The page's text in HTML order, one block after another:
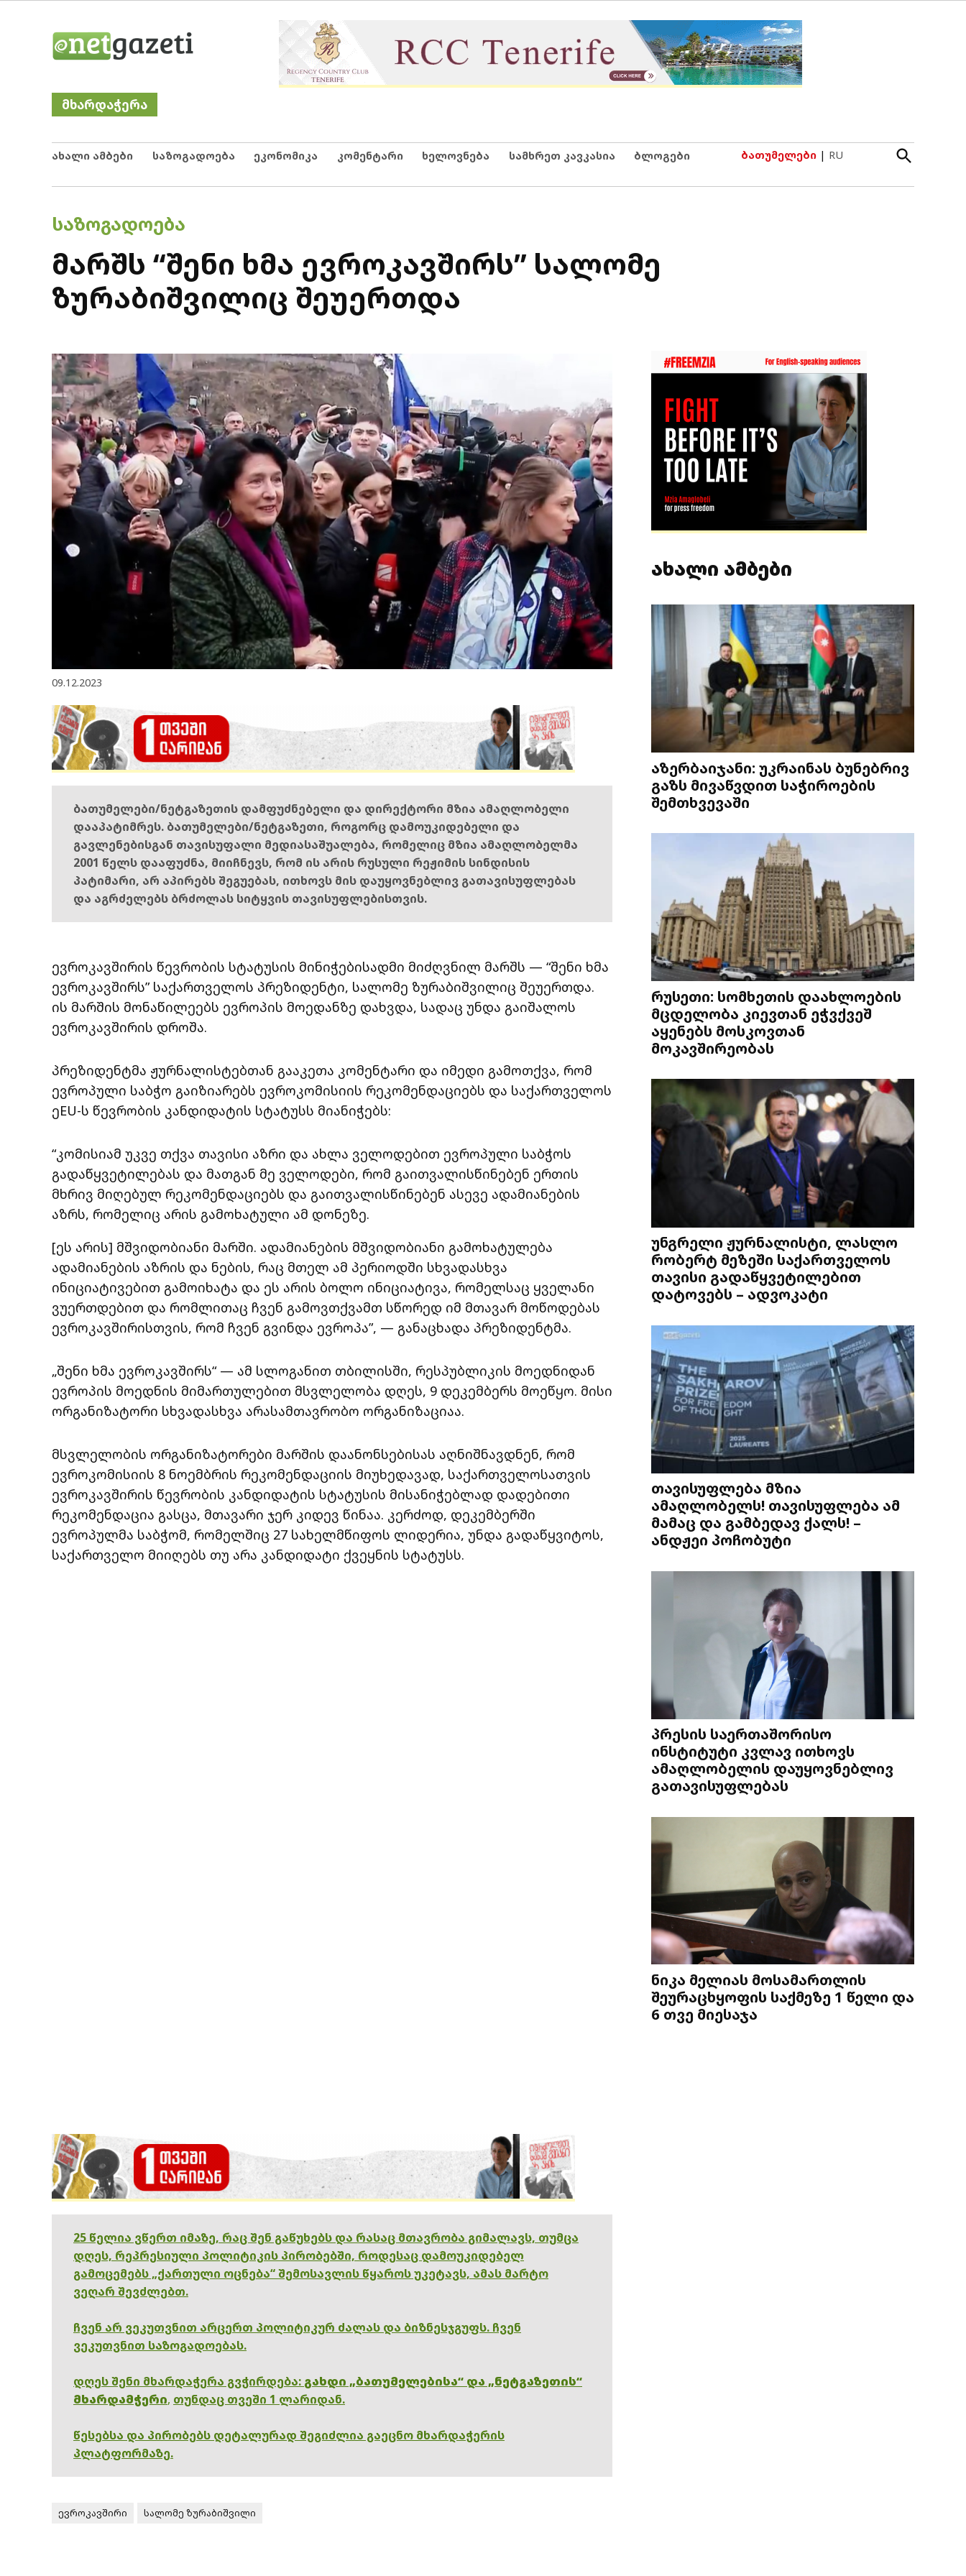
Netgazeti
მხარდაჭერა
ახალი ამბები საზოგადოება ეკონომიკა კომენტარი ხელოვნება სამხრეთ კავკასია ბლოგები ბათუმელები | RU
Open
Search
POSTED
ᲡᲐᲖᲝᲒᲐᲓᲝᲔᲑᲐ
მარშს “შენი ხმა ევროკავშირს” სალომე
ზურაბიშვილიც შეუერთდა
09.12.2023
ბათუმელები/ნეტგაზეთის დამფუძნებელი და დირექტორი მზია ამაღლობელი
დააპატიმრეს. ბათუმელები/ნეტგაზეთი, როგორც დამოუკიდებელი და
გავლენებისგან თავისუფალი მედიასაშუალება, რომელიც მზია ამაღლობელმა
2001 წელს დააფუძნა, მიიჩნევს, რომ ის არის რუსული რეჟიმის სინდისის
პატიმარი, არ აპირებს შეგუებას, ითხოვს მის დაუყოვნებლივ გათავისუფლებას
და აგრძელებს ბრძოლას სიტყვის თავისუფლებისთვის.
ევროკავშირის წევრობის სტატუსის მინიჭებისადმი მიძღვნილ მარშს — “შენი ხმა
ევროკავშირს” საქართველოს პრეზიდენტი, სალომე ზურაბიშვილიც შეუერთდა.
ის მარშის მონაწილეებს ევროპის მოედანზე დახვდა, სადაც უნდა გაიშალოს
ევროკავშირის დროშა.
პრეზიდენტმა ჟურნალისტებთან გააკეთა კომენტარი და იმედი გამოთქვა, რომ
ევროპული საბჭო გაიზიარებს ევროკომისიის რეკომენდაციებს და საქართველოს
ეEU-ს წევრობის კანდიდატის სტატუსს მიანიჭებს:
“კომისიამ უკვე თქვა თავისი აზრი და ახლა ველოდებით ევროპული საბჭოს
გადაწყვეტილებას და მათგან მე ველოდები, რომ გაითვალისწინებენ ერთის
მხრივ მიღებულ რეკომენდაციებს და გაითვალისწინებენ ასევე ადამიანების
აზრს, რომელიც არის გამოხატული ამ დონეზე.
[ეს არის] მშვიდობიანი მარში. ადამიანების მშვიდობიანი გამოხატულება
ადამიანების აზრის და ნების, რაც მთელ ამ პერიოდში სხვადასხვა
ინიციატივებით გამოიხატა და ეს არის ბოლო ინიციატივა, რომელსაც ყველანი
ვუერთდებით და რომლითაც ჩვენ გამოვთქვამთ სწორედ იმ მთავარ მოწოდებას
ევროკავშირისთვის, რომ ჩვენ გვინდა ევროპა”, — განაცხადა პრეზიდენტმა.
„შენი ხმა ევროკავშირს“ — ამ სლოგანით თბილისში, რესპუბლიკის მოედნიდან
ევროპის მოედნის მიმართულებით მსვლელობა დღეს, 9 დეკემბერს მოეწყო. მისი
ორგანიზატორი სხვადასხვა არასამთავრობო ორგანიზაციაა.
მსვლელობის ორგანიზატორები მარშის დაანონსებისას აღნიშნავდნენ, რომ
ევროკომისიის 8 ნოემბრის რეკომენდაციის მიუხედავად, საქართველოსათვის
ევროკავშირის წევრობის კანდიდატის სტატუსის მისანიჭებლად დადებითი
რეკომენდაცია გასცა, მთავარი ჯერ კიდევ წინაა. კერძოდ, დეკემბერში
ევროპულმა საბჭომ, რომელშიც 27 სახელმწიფოს ლიდერია, უნდა გადაწყვიტოს,
საქართველო მიიღებს თუ არა კანდიდატი ქვეყნის სტატუსს.
25 წელია ვწერთ იმაზე, რაც შენ გაწუხებს და რასაც მთავრობა გიმალავს, თუმცა
დღეს, რეპრესიული პოლიტიკის პირობებში, როდესაც დამოუკიდებელ
გამოცემებს „ქართული ოცნება“ შემოსავლის წყაროს უკეტავს, ამას მარტო
ვეღარ შევძლებთ.
ჩვენ არ ვეკუთვნით არცერთ პოლიტიკურ ძალას და ბიზნესჯგუფს. ჩვენ
ვეკუთვნით საზოგადოებას.
დღეს შენი მხარდაჭერა გვჭირდება: გახდი „ბათუმელებისა“ და „ნეტგაზეთის“
მხარდამჭერი, თუნდაც თვეში 1 ლარიდან.
წესებსა და პირობებს დეტალურად შეგიძლია გაეცნო მხარდაჭერის
პლატფორმაზე.
ევროკავშირი სალომე ზურაბიშვილი
ახალი ამბები
აზერბაიჯანი: უკრაინას ბუნებრივ
გაზს მივაწვდით საჭიროების
შემთხვევაში
რუსეთი: სომხეთის დაახლოების
მცდელობა კიევთან ეჭვქვეშ
აყენებს მოსკოვთან
მოკავშირეობას
უნგრელი ჟურნალისტი, ლასლო
რობერტ მეზეში საქართველოს
თავისი გადაწყვეტილებით
დატოვებს – ადვოკატი
თავისუფლება მზია
ამაღლობელს! თავისუფლება ამ
მამაც და გამბედავ ქალს! –
ანდჟეი პოჩობუტი
პრესის საერთაშორისო
ინსტიტუტი კვლავ ითხოვს
ამაღლობელის დაუყოვნებლივ
გათავისუფლებას
ნიკა მელიას მოსამართლის
შეურაცხყოფის საქმეზე 1 წელი და
6 თვე მიესაჯა